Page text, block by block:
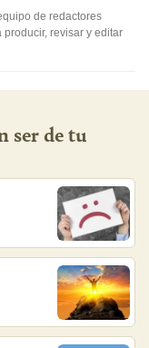
de redactores
revisar y editar
ser de tu